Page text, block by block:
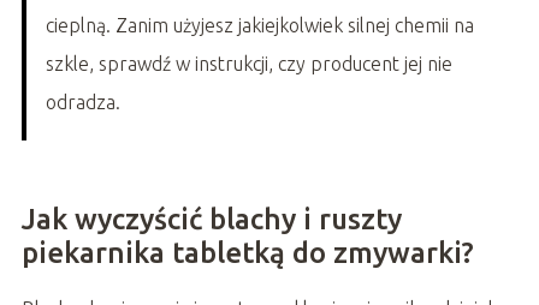
cieplną. Zanim użyjesz jakiejkolwiek silnej chemii na
szkle, sprawdź w instrukcji, czy producent jej nie
odradza.
Jak wyczyścić blachy i ruszty
piekarnika tabletką do zmywarki?